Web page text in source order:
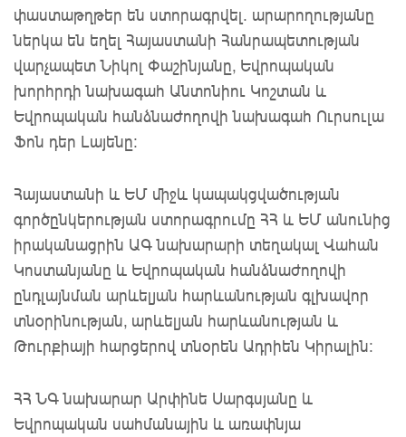
փաստաթղթեր են ստորագրվել. արարողությանը
ներկա են եղել Հայաստանի Հանրապետության
վարչապետ Նիկոլ Փաշինյանը, Եվրոպական
խորհրդի նախագահ Անտոնիու Կոշտան և
Եվրոպական հանձնաժողովի նախագահ Ուրսուլա
Ֆոն դեր Լայենը:
Հայաստանի և ԵՄ միջև կապակցվածության
գործընկերության ստորագրումը ՀՀ և ԵՄ անունից
իրականացրին ԱԳ նախարարի տեղակալ Վահան
Կոստանյանը և Եվրոպական հանձնաժողովի
ընդլայնման արևելյան հարևանության գլխավոր
տնօրինության, արևելյան հարևանության և
Թուրքիայի հարցերով տնօրեն Ադրիեն Կիրալին:
ՀՀ ՆԳ նախարար Արփինե Սարգսյանը և
Եվրոպական սահմանային և առափնյա